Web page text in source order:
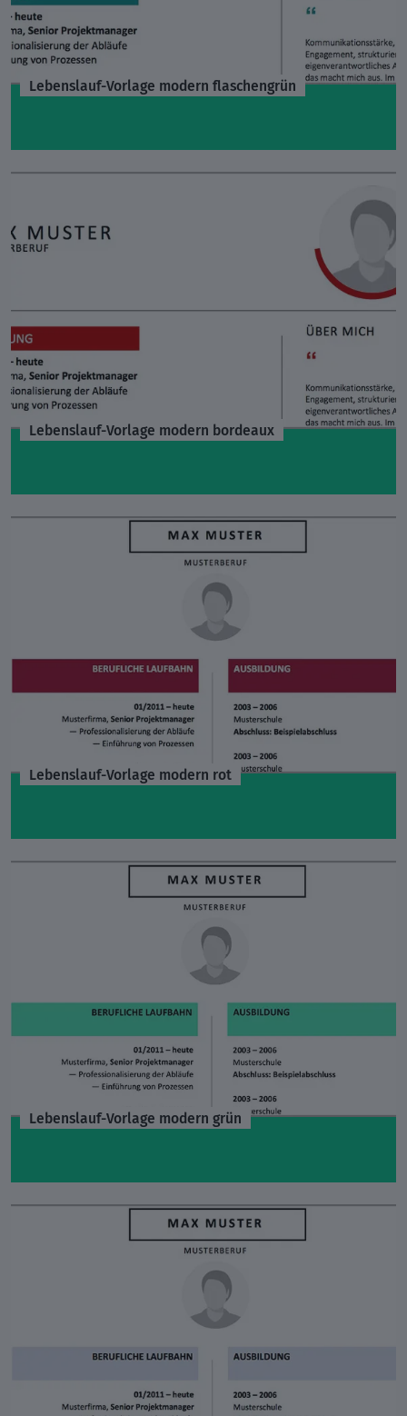
Lebenslauf-Vorlage modern flaschengrün
Lebenslauf-Vorlage modern bordeaux
Lebenslauf-Vorlage modern rot
Lebenslauf-Vorlage modern grün